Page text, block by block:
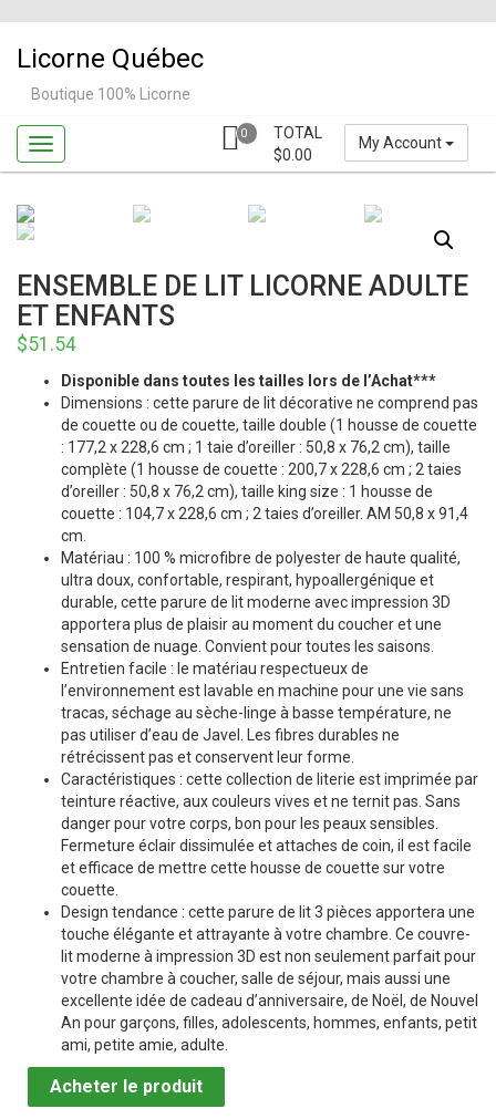
content
Licorne Québec
Boutique 100% Licorne
My Account
0
TOTAL
$0.00
ENSEMBLE DE LIT LICORNE ADULTE
ET ENFANTS
$51.54
Disponible dans toutes les tailles lors de l’Achat***
Dimensions : cette parure de lit décorative ne comprend pas
de couette ou de couette, taille double (1 housse de couette
: 177,2 x 228,6 cm ; 1 taie d’oreiller : 50,8 x 76,2 cm), taille
complète (1 housse de couette : 200,7 x 228,6 cm ; 2 taies
d’oreiller : 50,8 x 76,2 cm), taille king size : 1 housse de
couette : 104,7 x 228,6 cm ; 2 taies d’oreiller. AM 50,8 x 91,4
cm.
Matériau : 100 % microfibre de polyester de haute qualité,
ultra doux, confortable, respirant, hypoallergénique et
durable, cette parure de lit moderne avec impression 3D
apportera plus de plaisir au moment du coucher et une
sensation de nuage. Convient pour toutes les saisons.
Entretien facile : le matériau respectueux de
l’environnement est lavable en machine pour une vie sans
tracas, séchage au sèche-linge à basse température, ne
pas utiliser d’eau de Javel. Les fibres durables ne
rétrécissent pas et conservent leur forme.
Caractéristiques : cette collection de literie est imprimée par
teinture réactive, aux couleurs vives et ne ternit pas. Sans
danger pour votre corps, bon pour les peaux sensibles.
Fermeture éclair dissimulée et attaches de coin, il est facile
et efficace de mettre cette housse de couette sur votre
couette.
Design tendance : cette parure de lit 3 pièces apportera une
touche élégante et attrayante à votre chambre. Ce couvre-
lit moderne à impression 3D est non seulement parfait pour
votre chambre à coucher, salle de séjour, mais aussi une
excellente idée de cadeau d’anniversaire, de Noël, de Nouvel
An pour garçons, filles, adolescents, hommes, enfants, petit
ami, petite amie, adulte.
Acheter le produit